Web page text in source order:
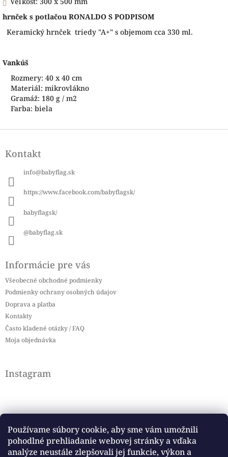
Používame súbory cookie, aby sme vám umožnili
pohodlné prehliadanie webovej stránky a vďaka
analýze neustále zlepšovali jej funkcie, výkon a
hrnček s potlačou RONALDO S PODPISOM
Keramický hrnček triedy "A+" s objemom cca 330 ml.
Vankúš
Rozmery: 40 x 40 cm
Materiál: mikrovlákno
Gramáž: 180 g / m2
Farba: biela
Z
pKontakt
info@babyflag.sk
https://www.facebook.com/babyflagsk/
babyflagsk/
@babyflag.sk
Informácie pre vás
Všeobecné obchodné podmienky
Podmienky ochrany osobných údajov
Doprava a platba
Kontakty
Často kladené otázky / FAQ
Moja objednávka
Instagram
Sledovať na Instagrame